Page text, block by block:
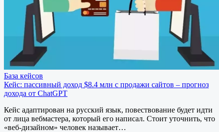
База кейсов
Кейс: пассивный доход $8.4 млн с продажи сайтов – прогноз
дохода от ChatGPT
Кейс адаптирован на русский язык, повествование будет идти
от лица вебмастера, который его написал. Стоит уточнить, что
«веб-дизайном» человек называет…